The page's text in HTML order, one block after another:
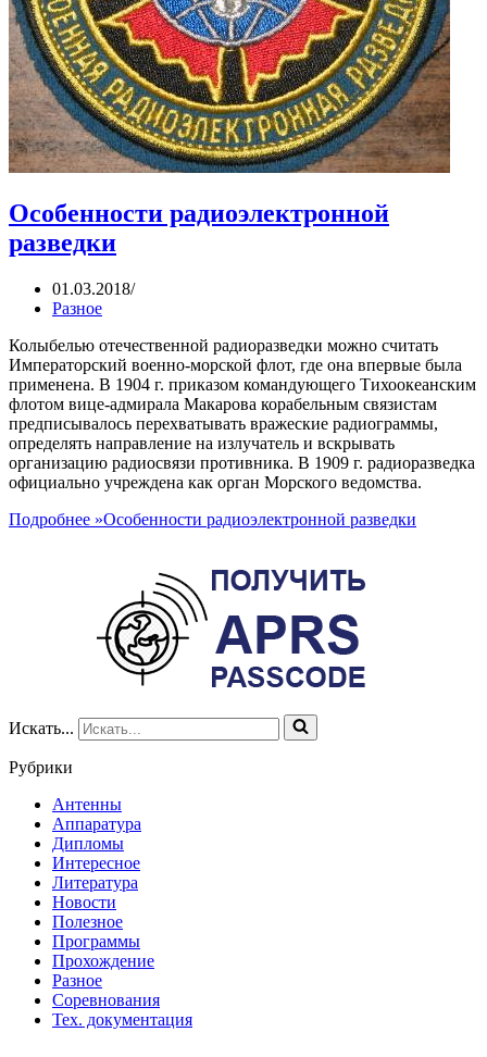
Особенности радиоэлектронной
разведки
01.03.2018
Разное
Колыбелью отечественной радиоразведки можно считать
Императорский военно-морской флот, где она впервые была
применена. В 1904 г. приказом командующего Тихоокеанским
флотом вице-адмирала Макарова корабельным связистам
предписывалось перехватывать вражеские радиограммы,
определять направление на излучатель и вскрывать
организацию радиосвязи противника. В 1909 г. радиоразведка
официально учреждена как орган Морского ведомства.
Подробнее »Особенности радиоэлектронной разведки
Искать...
Рубрики
Антенны
Аппаратура
Дипломы
Интересное
Литература
Новости
Полезное
Программы
Прохождение
Разное
Соревнования
Тех. документация